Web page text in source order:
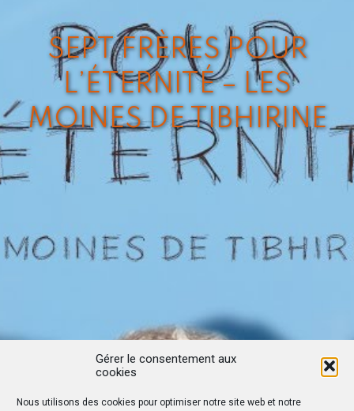
Gérer le consentement aux
cookies
Nous utilisons des cookies pour optimiser notre site web et notre
SEPT FRÈRES POUR
L’ÉTERNITÉ – LES
MOINES DE TIBHIRINE